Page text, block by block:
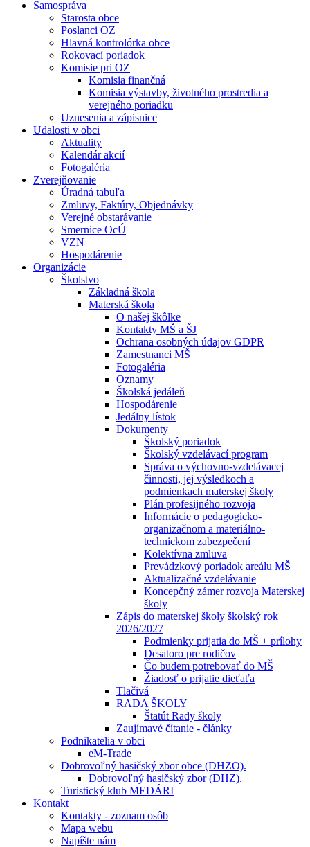
Samospráva
Starosta obce
Poslanci OZ
Hlavná kontrolórka obce
Rokovací poriadok
Komisie pri OZ
Komisia finančná
Komisia výstavby, životného prostredia a
verejného poriadku
Uznesenia a zápisnice
Udalosti v obci
Aktuality
Kalendár akcií
Fotogaléria
Zverejňovanie
Úradná tabuľa
Zmluvy, Faktúry, Objednávky
Verejné obstarávanie
Smernice OcÚ
VZN
Hospodárenie
Organizácie
Školstvo
Základná škola
Materská škola
O našej škôlke
Kontakty MŠ a ŠJ
Ochrana osobných údajov GDPR
Zamestnanci MŠ
Fotogaléria
Oznamy
Školská jedáleň
Hospodárenie
Jedálny lístok
Dokumenty
Školský poriadok
Školský vzdelávací program
Správa o výchovno-vzdelávacej
činnosti, jej výsledkoch a
podmienkach materskej školy
Plán profesijného rozvoja
Informácie o pedagogicko-
organizačnom a materiálno-
technickom zabezpečení
Kolektívna zmluva
Prevádzkový poriadok areálu MŠ
Aktualizačné vzdelávanie
Koncepčný zámer rozvoja Materskej
školy
Zápis do materskej školy školský rok
2026/2027
Podmienky prijatia do MŠ + prílohy
Desatoro pre rodičov
Čo budem potrebovať do MŠ
Žiadosť o prijatie dieťaťa
Tlačivá
RADA ŠKOLY
Štatút Rady školy
Zaujímavé čítanie - články
Podnikatelia v obci
eM-Trade
Dobrovoľný hasičský zbor obce (DHZO).
Dobrovoľný hasičský zbor (DHZ).
Turistický klub MEDÁRI
Kontakt
Kontakty - zoznam osôb
Mapa webu
Napíšte nám